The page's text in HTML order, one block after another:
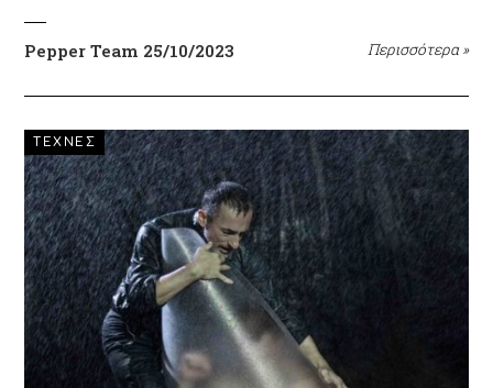
Pepper Team 25/10/2023 Περισσότερα »
ΤΕΧΝΕΣ